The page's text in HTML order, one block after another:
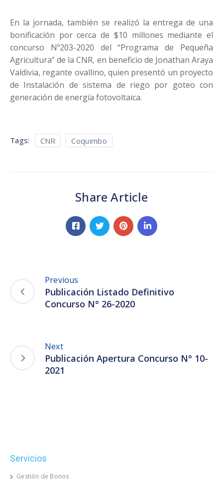
En la jornada, también se realizó la entrega de una
bonificación por cerca de $10 millones mediante el
concurso Nº203-2020 del “Programa de Pequeña
Agricultura” de la CNR, en beneficio de Jonathan Araya
Valdivia, regante ovallino, quien presentó un proyecto
de Instalación de sistema de riego por goteo con
generación de energía fotovoltaica.
Tags: CNR Coquimbo
Share Article
Previous
Publicación Listado Definitivo
Concurso N° 26-2020
Next
Publicación Apertura Concurso N° 10-
2021
Servicios
Gestión de Bonos